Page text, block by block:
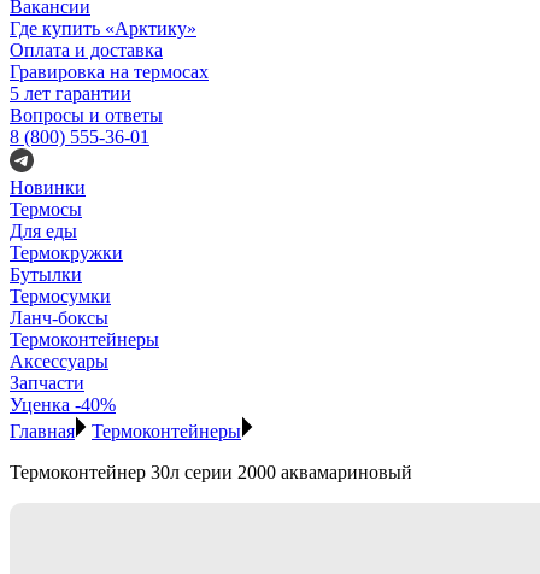
Вакансии
Где купить «Арктику»
Оплата и доставка
Гравировка на термосах
5 лет гарантии
Вопросы и ответы
8 (800) 555-36-01
Новинки
Термосы
Для еды
Термокружки
Бутылки
Термосумки
Ланч-боксы
Термоконтейнеры
Аксессуары
Запчасти
Уценка -40%
Главная
Термоконтейнеры
Термоконтейнер 30л серии 2000 аквамариновый